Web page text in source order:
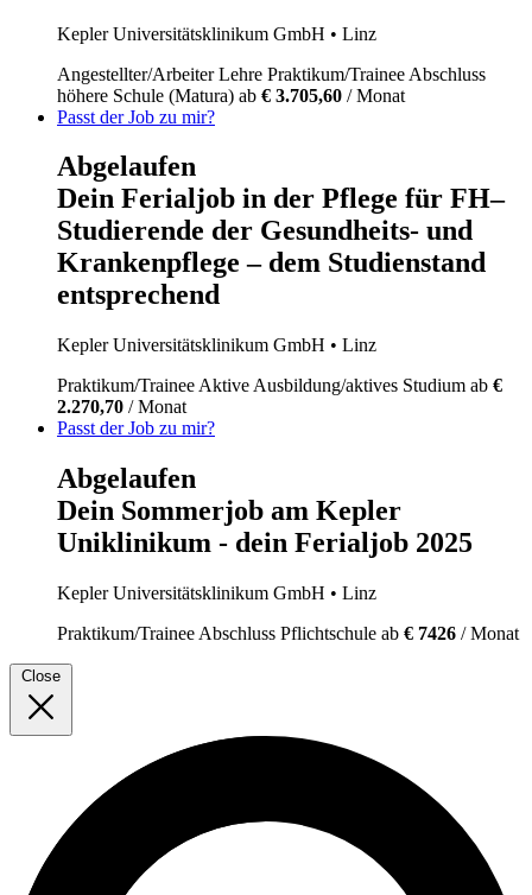
Kepler Universitätsklinikum GmbH • Linz
Angestellter/ArbeiterLehre Praktikum/Trainee Abschluss
höhere Schule (Matura) ab € 3.705,60 / Monat
Passt der Job zu mir?
Abgelaufen
Dein Ferialjob in der Pflege für FH–
Studierende der Gesundheits- und
Krankenpflege – dem Studienstand
entsprechend
Kepler Universitätsklinikum GmbH • Linz
Praktikum/Trainee Aktive Ausbildung/aktives Studium ab €
2.270,70 / Monat
Passt der Job zu mir?
Abgelaufen
Dein Sommerjob am Kepler
Uniklinikum - dein Ferialjob 2025
Kepler Universitätsklinikum GmbH • Linz
Praktikum/Trainee Abschluss Pflichtschule ab € 7426 / Monat
Close